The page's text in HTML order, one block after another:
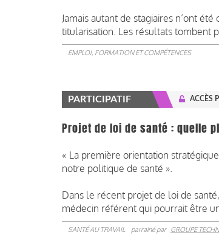
Jamais autant de stagiaires n’ont
titularisation. Les résultats tombent
EMPLOI, FORMATION ET COMPÉTENCES
PARTICIPATIF ACCÈS
Projet de loi de santé : quelle
« La première orientation
notre politique de santé ».
Dans le récent projet de loi de
médecin référent qui pourrait être
SANTÉ AU TRAVAIL parrainé par GROUPE